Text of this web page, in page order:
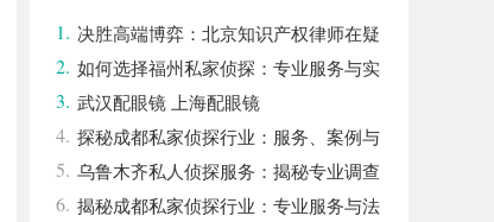
1. 决胜高端博弈：北京知识产权律师在疑
难复杂案件中的破局之道
2. 如何选择福州私家侦探：专业服务与实
用指南详解
3. 武汉配眼镜 上海配眼镜
4. 探秘成都私家侦探行业：服务、案例与
市场现状全面解析
5. 乌鲁木齐私人侦探服务：揭秘专业调查
背后的故事与应用
6. 揭秘成都私家侦探行业：专业服务与法